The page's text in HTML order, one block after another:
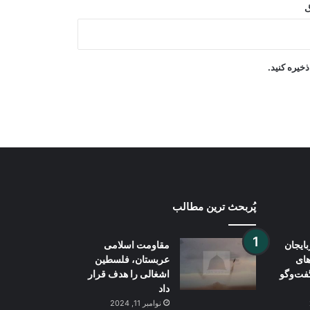
دو کشته و چهار زخمی در چهار رویداد
کنید.
پُربحث ترین مطالب
مقاومت اسلامی
عربستان، فلسطین
اشغالی را هدف قرار
داد
نوامبر 11, 2024